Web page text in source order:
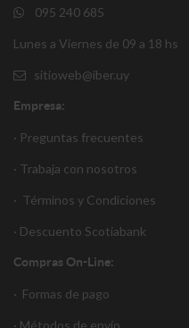
095 240 685
Lunes a Viernes de 09 a 18 hs
sitioweb@iber.uy
Empresa:
· Preguntas frecuentes
· Trabaja con nosotros
· Términos y Condiciones
· Descuento Scotiabank
Compras On-Line:
· Formas de pago
· Métodos de envío